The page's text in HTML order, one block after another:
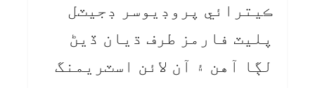
ڪيترائي پروڊيوسر ڊجيٽل
پليٽ فارمز طرف ڌيان ڏيڻ
لڳا آهن ۽ آن لائن اسٽريمنگ